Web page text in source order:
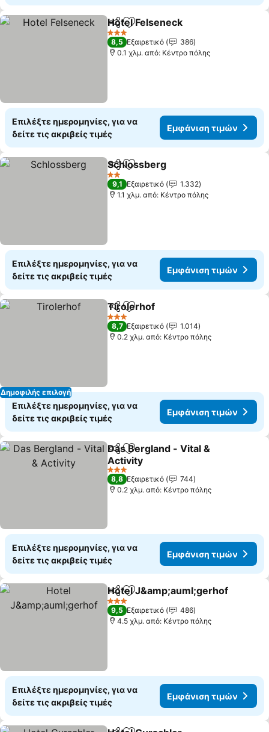
Κοινοποίηση
Προσθήκη στα αγαπημένα
Hotel Felseneck
3 Αστέρια
8,5 Εξαιρετικό
386
0.1 χλμ. από: Κέντρο πόλης
Επιλέξτε ημερομηνίες, για να
δείτε τις ακριβείς τιμές
Εμφάνιση τιμών
Κοινοποίηση
Προσθήκη στα αγαπημένα
Schlossberg
2 Αστέρια
9,1 Εξαιρετικό
1.332
1.1 χλμ. από: Κέντρο πόλης
Επιλέξτε ημερομηνίες, για να
δείτε τις ακριβείς τιμές
Εμφάνιση τιμών
Δημοφιλής επιλογή
Κοινοποίηση
Προσθήκη στα αγαπημένα
Tirolerhof
3 Αστέρια
8,7 Εξαιρετικό
1.014
0.2 χλμ. από: Κέντρο πόλης
Επιλέξτε ημερομηνίες, για να
δείτε τις ακριβείς τιμές
Εμφάνιση τιμών
Κοινοποίηση
Προσθήκη στα αγαπημένα
Das Bergland - Vital &
Activity
Εμφάνιση τιμών
3 Αστέρια
8,8 Εξαιρετικό
744
0.2 χλμ. από: Κέντρο πόλης
Επιλέξτε ημερομηνίες, για να
δείτε τις ακριβείς τιμές
Εμφάνιση τιμών
Κοινοποίηση
Προσθήκη στα αγαπημένα
Hotel J&amp;auml;gerhof
3 Αστέρια
9,5 Εξαιρετικό
486
4.5 χλμ. από: Κέντρο πόλης
Επιλέξτε ημερομηνίες, για να
δείτε τις ακριβείς τιμές
Εμφάνιση τιμών